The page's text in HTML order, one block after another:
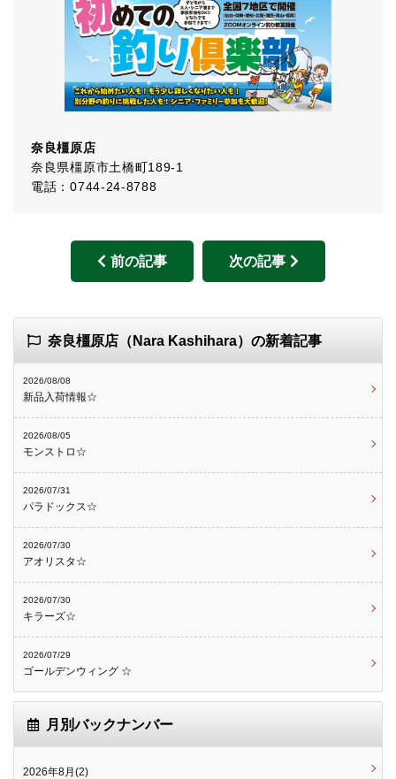
奈良橿原店
奈良県橿原市土橋町189-1
電話：0744-24-8788
前の記事 次の記事
奈良橿原店（Nara Kashihara）の新着記事
2026/08/08
新品入荷情報☆
2026/08/05
モンストロ☆
2026/07/31
パラドックス☆
2026/07/30
アオリスタ☆
2026/07/30
キラーズ☆
2026/07/29
ゴールデンウィング ☆
月別バックナンバー
2026年8月(2)